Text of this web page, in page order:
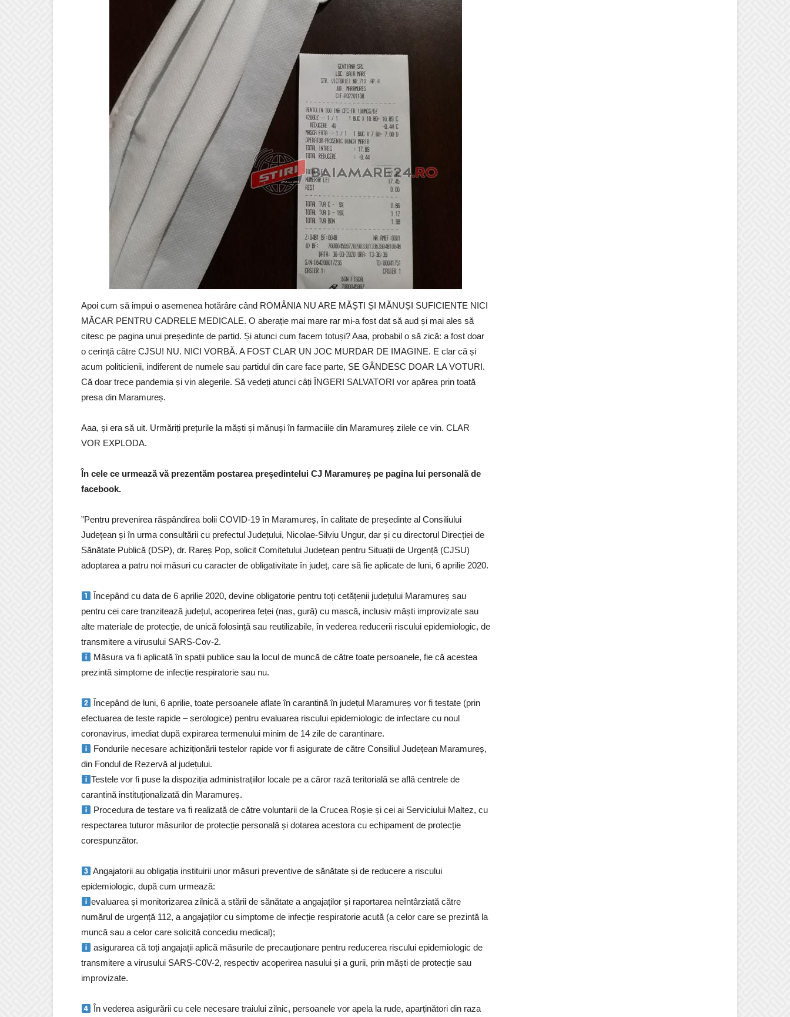
Apoi cum să impui o asemenea hotărâre când ROMÂNIA NU ARE MĂȘTI ȘI MĂNUȘI SUFICIENTE NICI
MĂCAR PENTRU CADRELE MEDICALE. O aberație mai mare rar mi-a fost dat să aud și mai ales să
citesc pe pagina unui președinte de partid. Și atunci cum facem totuși? Aaa, probabil o să zică: a fost doar
o cerință către CJSU! NU. NICI VORBĂ. A FOST CLAR UN JOC MURDAR DE IMAGINE. E clar că și
acum politicienii, indiferent de numele sau partidul din care face parte, SE GÂNDESC DOAR LA VOTURI.
Că doar trece pandemia și vin alegerile. Să vedeți atunci câți ÎNGERI SALVATORI vor apărea prin toată
presa din Maramureș.
Aaa, și era să uit. Urmăriți prețurile la măști și mănuși în farmaciile din Maramureș zilele ce vin. CLAR
VOR EXPLODA.
În cele ce urmează vă prezentăm postarea președintelui CJ Maramureș pe pagina lui personală de
facebook.
”Pentru prevenirea răspândirea bolii COVID-19 în Maramureș, în calitate de președinte al Consiliului
Județean și în urma consultării cu prefectul Județului, Nicolae-Silviu Ungur, dar și cu directorul Direcției de
Sănătate Publică (DSP), dr. Rareș Pop, solicit Comitetului Județean pentru Situații de Urgență (CJSU)
adoptarea a patru noi măsuri cu caracter de obligativitate în județ, care să fie aplicate de luni, 6 aprilie 2020.
Începând cu data de 6 aprilie 2020, devine obligatorie pentru toți cetățenii județului Maramureș sau
pentru cei care tranzitează județul, acoperirea feței (nas, gură) cu mască, inclusiv măști improvizate sau
alte materiale de protecție, de unică folosință sau reutilizabile, în vederea reducerii riscului epidemiologic, de
transmitere a virusului SARS-Cov-2.
Măsura va fi aplicată în spații publice sau la locul de muncă de către toate persoanele, fie că acestea
prezintă simptome de infecție respiratorie sau nu.
Începând de luni, 6 aprilie, toate persoanele aflate în carantină în județul Maramureș vor fi testate (prin
efectuarea de teste rapide – serologice) pentru evaluarea riscului epidemiologic de infectare cu noul
coronavirus, imediat după expirarea termenului minim de 14 zile de carantinare.
Fondurile necesare achiziționării testelor rapide vor fi asigurate de către Consiliul Județean Maramureș,
din Fondul de Rezervă al județului.
Testele vor fi puse la dispoziția administrațiilor locale pe a căror rază teritorială se află centrele de
carantină instituționalizată din Maramureș.
Procedura de testare va fi realizată de către voluntarii de la Crucea Roșie și cei ai Serviciului Maltez, cu
respectarea tuturor măsurilor de protecție personală și dotarea acestora cu echipament de protecție
corespunzător.
Angajatorii au obligația instituirii unor măsuri preventive de sănătate și de reducere a riscului
epidemiologic, după cum urmează:
evaluarea și monitorizarea zilnică a stării de sănătate a angajaților și raportarea neîntârziată către
numărul de urgență 112, a angajaților cu simptome de infecție respiratorie acută (a celor care se prezintă la
muncă sau a celor care solicită concediu medical);
asigurarea că toți angajații aplică măsurile de precauționare pentru reducerea riscului epidemiologic de
transmitere a virusului SARS-C0V-2, respectiv acoperirea nasului și a gurii, prin măști de protecție sau
improvizate.
În vederea asigurării cu cele necesare traiului zilnic, persoanele vor apela la rude, aparținători din raza